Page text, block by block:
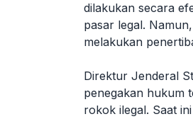
dilakukan secara
pasar legal.
melakukan
Direktur Jenderal
penegakan hukum
rokok ilegal. Saat